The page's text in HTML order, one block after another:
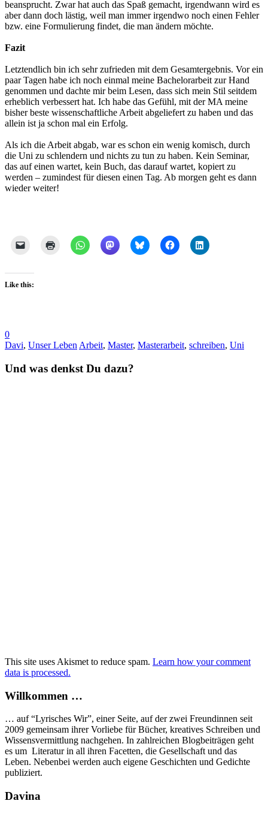
beansprucht. Zwar hat auch das Spaß gemacht, irgendwann wird es
aber dann doch lästig, weil man immer irgendwo noch einen Fehler
bzw. eine Formulierung findet, die man ändern möchte.
Fazit
Letztendlich bin ich sehr zufrieden mit dem Gesamtergebnis. Vor ein
paar Tagen habe ich noch einmal meine Bachelorarbeit zur Hand
genommen und dachte mir beim Lesen, dass sich mein Stil seitdem
erheblich verbessert hat. Ich habe das Gefühl, mit der MA meine
bisher beste wissenschaftliche Arbeit abgeliefert zu haben und das
allein ist ja schon mal ein Erfolg.
Als ich die Arbeit abgab, war es schon ein wenig komisch, durch
die Uni zu schlendern und nichts zu tun zu haben. Kein Seminar,
das auf einen wartet, kein Buch, das darauf wartet, kopiert zu
werden – zumindest für diesen einen Tag. Ab morgen geht es dann
wieder weiter!
Like this:
0
Davi, Unser LebenArbeit, Master, Masterarbeit, schreiben, Uni
Und was denkst Du dazu?
This site uses Akismet to reduce spam. Learn how your comment
data is processed.
Willkommen …
… auf “Lyrisches Wir”, einer Seite, auf der zwei Freundinnen seit
2009 gemeinsam ihrer Vorliebe für Bücher, kreatives Schreiben und
Wissensvermittlung nachgehen. In zahlreichen Blogbeiträgen geht
es um Literatur in all ihren Facetten, die Gesellschaft und das
Leben. Nebenbei werden auch eigene Geschichten und Gedichte
publiziert.
Davina